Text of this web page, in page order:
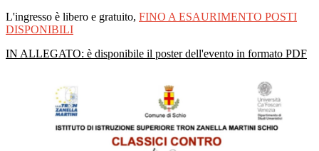
L'ingresso è libero e gratuito, FINO A ESAURIMENTO POSTI
DISPONIBILI
IN ALLEGATO: è disponibile il poster dell'evento in formato PDF